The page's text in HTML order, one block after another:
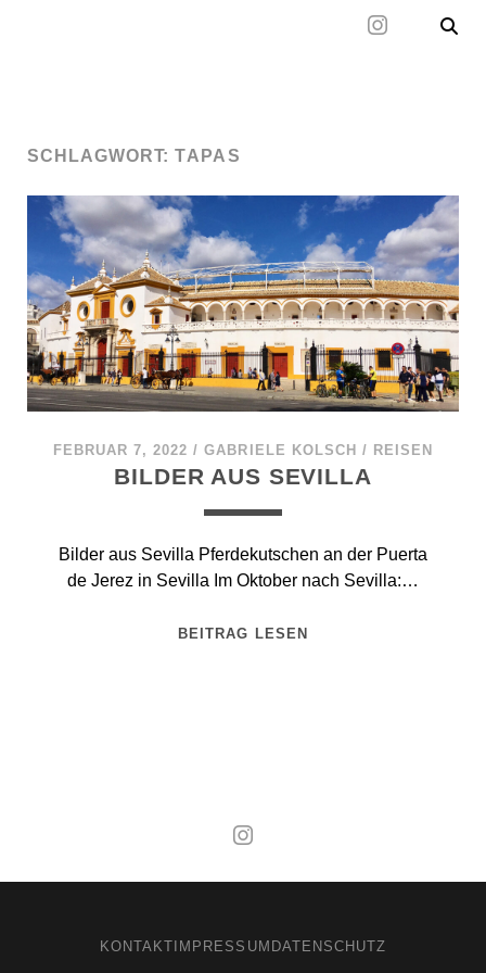
SCHLAGWORT:TAPAS
FEBRUAR 7, 2022 /GABRIELE KOLSCH / REISEN
BILDER AUS SEVILLA
Bilder aus Sevilla Pferdekutschen an der Puerta
de Jerez in Sevilla Im Oktober nach Sevilla:…
BEITRAG LESEN
KONTAKT IMPRESSUM DATENSCHUTZ